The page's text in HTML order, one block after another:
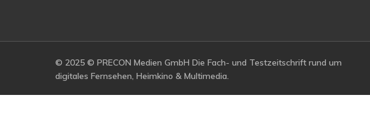
© 2025 © PRECON Medien GmbH Die Fach- und Testzeitschrift rund um
digitales Fernsehen, Heimkino & Multimedia.